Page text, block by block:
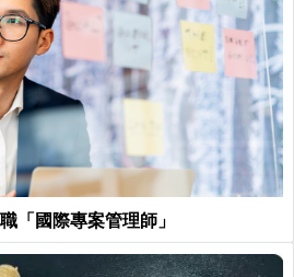
「國際專案管理師」